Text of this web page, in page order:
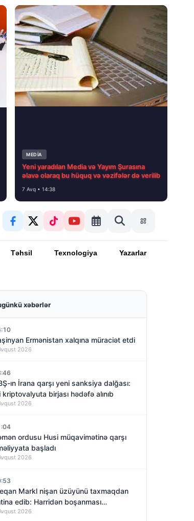
MEDİA
Yeni yaradılan Media və Yayım Şurasına
əlavə olaraq bu hüquq və vəzifələr də verilib
7 Avq • 14:38
Təhsil Texnologiya Yazarlar
xəbərlər
Ermənistan xalqına müraciət etdi
2026
ın İrana qarşı yeni sanksiya dalğası:
kriptovalyuta birjası hədəfə alınıb
2026
ordusu Husi müqavimətinə qarşı
başladı
2026
Markl nişan üzüyünü taxmaqdan
edib: Harridən boşanması
2026